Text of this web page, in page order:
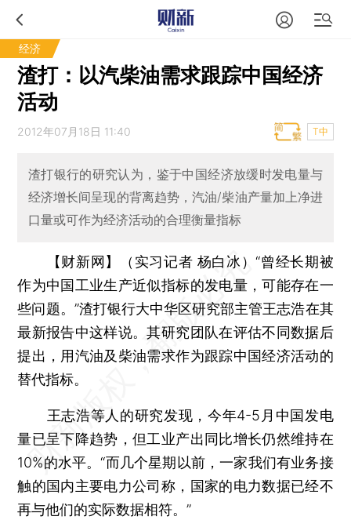
经济
渣打：以汽柴油需求跟踪中国经济
活动
2012年07月18日 11:40 T中
渣打银行的研究认为，鉴于中国经济放缓时发电量与
经济增长间呈现的背离趋势，汽油/柴油产量加上净进
口量或可作为经济活动的合理衡量指标
【财新网】（实习记者 杨白冰）“曾经长期被
作为中国工业生产近似指标的发电量，可能存在一
些问题。”渣打银行大中华区研究部主管王志浩在其
最新报告中这样说。其研究团队在评估不同数据后
提出，用汽油及柴油需求作为跟踪中国经济活动的
替代指标。
王志浩等人的研究发现，今年4-5月中国发电
量已呈下降趋势，但工业产出同比增长仍然维持在
10%的水平。“而几个星期以前，一家我们有业务接
触的国内主要电力公司称，国家的电力数据已经不
再与他们的实际数据相符。”